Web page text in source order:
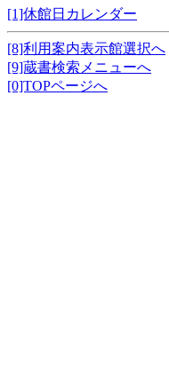
[1]休館日カレンダー
[8]利用案内表示館選択へ
[9]蔵書検索メニューへ
[0]TOPページへ